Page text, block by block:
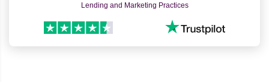
Lending and Marketing Practices